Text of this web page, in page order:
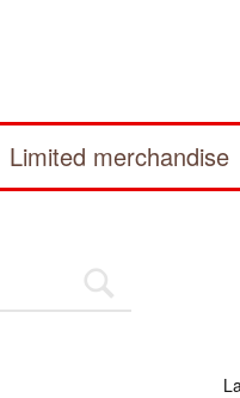
Limited merchandise